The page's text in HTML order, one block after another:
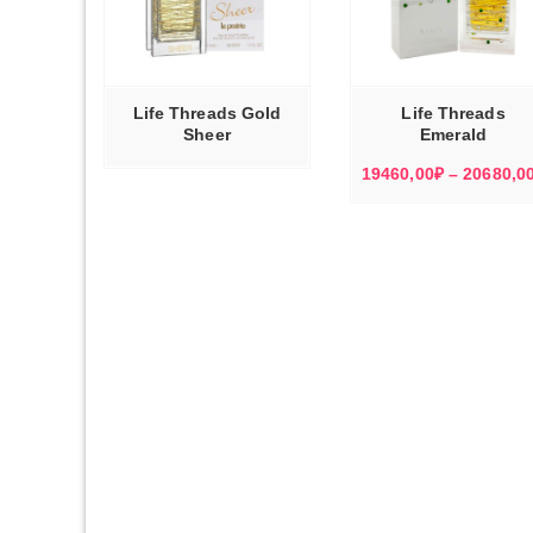
Life Threads Gold
Sheer
ВЫБЕРИТЕ ТОВАР
ИМЕЕТ
МОЖНО
ВЫБРАТЬ
СТРАНИЦЕ
Life Threads
Emerald
19460,00₽ –
ВЫБЕРИТЕ